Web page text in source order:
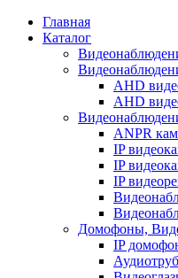
Главная
Каталог
AHD
AHD
ANPR
IP
IP
IP
Домофоны,
IP